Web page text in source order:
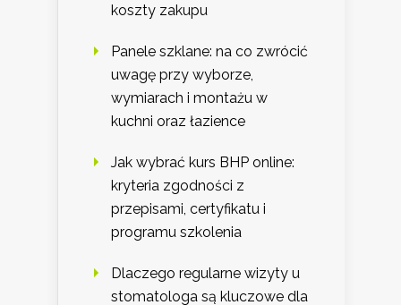
koszty zakupu
Panele szklane: na co zwrócić
uwagę przy wyborze,
wymiarach i montażu w
kuchni oraz łazience
Jak wybrać kurs BHP online:
kryteria zgodności z
przepisami, certyfikatu i
programu szkolenia
Dlaczego regularne wizyty u
stomatologa są kluczowe dla